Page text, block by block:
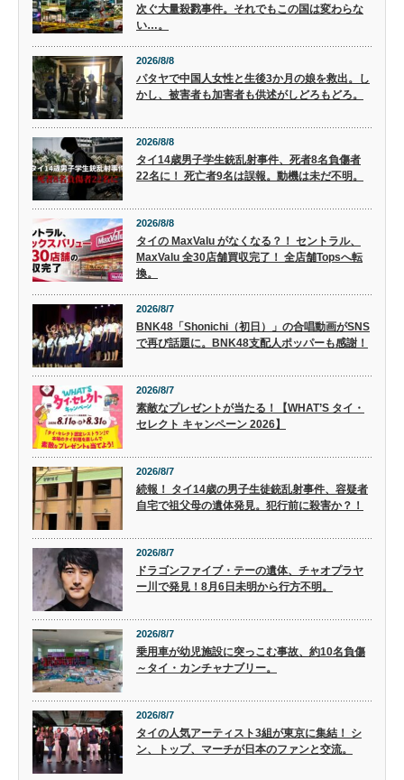
次ぐ大量殺戮事件。それでもこの国は変わらな
い…。
2026/8/8
パタヤで中国人女性と生後3か月の娘を救出。し
かし、被害者も加害者も供述がしどろもどろ。
2026/8/8
タイ14歳男子学生銃乱射事件、死者8名負傷者
22名に！ 死亡者9名は誤報。動機は未だ不明。
2026/8/8
タイの MaxValu がなくなる？！ セントラル、
MaxValu 全30店舗買収完了！ 全店舗Topsへ転
換。
2026/8/7
BNK48「Shonichi（初日）」の合唱動画がSNS
で再び話題に。BNK48支配人ポッパーも感謝！
2026/8/7
素敵なプレゼントが当たる！【WHAT’S タイ・
セレクト キャンペーン 2026】
2026/8/7
続報！ タイ14歳の男子生徒銃乱射事件、容疑者
自宅で祖父母の遺体発見。犯行前に殺害か？！
2026/8/7
ドラゴンファイブ・テーの遺体、チャオプラヤ
ー川で発見！8月6日未明から行方不明。
2026/8/7
乗用車が幼児施設に突っこむ事故、約10名負傷
～タイ・カンチャナブリー。
2026/8/7
タイの人気アーティスト3組が東京に集結！ シ
ン、トップ、マーチが日本のファンと交流。